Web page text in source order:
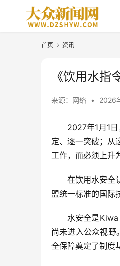
首页 资讯
《饮用水
来源：网络 • 2026
2027年1月1
定、逐一突破；从
工作，而必须上升
在饮用水安全
盟统一标准的国际
水安全是
尚未进入公众视
全保障奠定了制度